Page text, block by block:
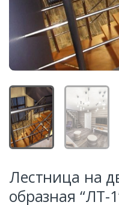
Лестница на
образная “ЛТ-